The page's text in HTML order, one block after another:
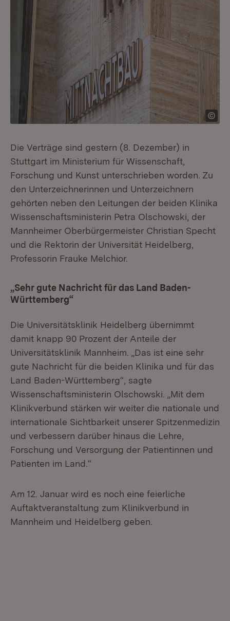
Die Verträge sind gestern (8. Dezember) in
Stuttgart im Ministerium für Wissenschaft,
Forschung und Kunst unterschrieben worden. Zu
den Unterzeichnerinnen und Unterzeichnern
gehörten neben den Leitungen der beiden Klinika
Wissenschaftsministerin Petra Olschowski, der
Mannheimer Oberbürgermeister Christian Specht
und die Rektorin der Universität Heidelberg,
Professorin Frauke Melchior.
„Sehr gute Nachricht für das Land Baden-
Württemberg“
Die Universitätsklinik Heidelberg übernimmt
damit knapp 90 Prozent der Anteile der
Universitätsklinik Mannheim. „Das ist eine sehr
gute Nachricht für die beiden Klinika und für das
Land Baden-Württemberg“, sagte
Wissenschaftsministerin Olschowski. „Mit dem
Klinikverbund stärken wir weiter die nationale und
internationale Sichtbarkeit unserer Spitzenmedizin
und verbessern darüber hinaus die Lehre,
Forschung und Versorgung der Patientinnen und
Patienten im Land.“
Am 12. Januar wird es noch eine feierliche
Auftaktveranstaltung zum Klinikverbund in
Mannheim und Heidelberg geben.